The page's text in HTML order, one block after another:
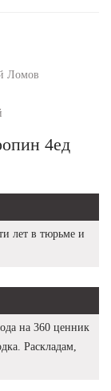
Ломов
4ед
лет в тюрьме и
на 360 ценник
Раскладам,